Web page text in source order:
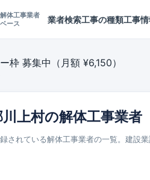
体工事業者
ース
業者検索工事の種類工事情
枠 募集中（月額 ¥6,150）
上村の解体工事業者
されている解体工事業者の一覧。建設